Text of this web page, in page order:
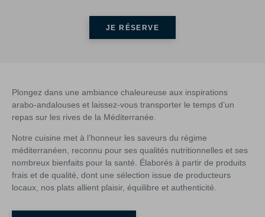
JE RÉSERVE
Plongez dans une ambiance chaleureuse aux inspirations
arabo-andalouses et laissez-vous transporter le temps d’un
repas sur les rives de la Méditerranée.
Notre cuisine met à l’honneur les saveurs du régime
méditerranéen, reconnu pour ses qualités nutritionnelles et ses
nombreux bienfaits pour la santé. Élaborés à partir de produits
frais et de qualité, dont une sélection issue de producteurs
locaux, nos plats allient plaisir, équilibre et authenticité.